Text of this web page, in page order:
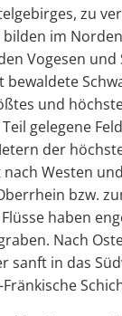
zu
im
Vogesen
und
gelegene
der
Westen
bzw.
haben
Nach
sanft in das